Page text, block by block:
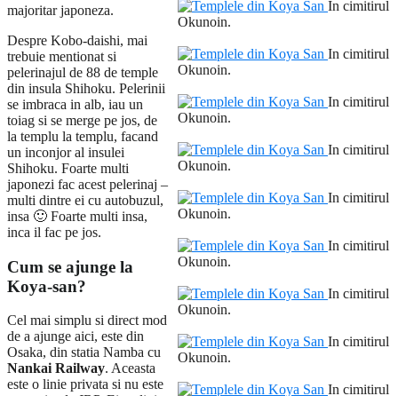
In cimitirul
Okunoin.
In cimitirul
Okunoin.
In cimitirul
Okunoin.
In cimitirul
Okunoin.
In cimitirul
Okunoin.
In cimitirul
Okunoin.
In cimitirul
Okunoin.
In cimitirul
Okunoin.
In cimitirul
majoritar japoneza.
Despre Kobo-daishi, mai
trebuie mentionat si
pelerinajul de 88 de temple
din insula Shihoku. Pelerinii
se imbraca in alb, iau un
toiag si se merge pe jos, de
la templu la templu, facand
un inconjor al insulei
Shihoku. Foarte multi
japonezi fac acest pelerinaj –
multi dintre ei cu autobuzul,
insa 🙂 Foarte multi insa,
inca il fac pe jos.
Cum se ajunge la
Koya-san?
Cel mai simplu si direct mod
de a ajunge aici, este din
Osaka, din statia Namba cu
Nankai Railway. Aceasta
este o linie privata si nu este